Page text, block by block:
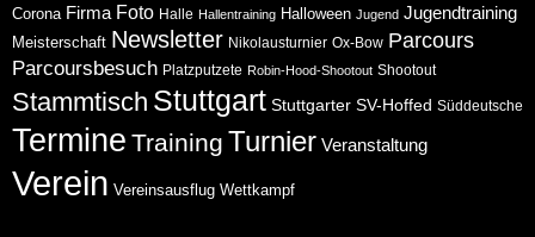
Corona Firma Foto Halle Hallentraining Halloween Jugend Jugendtraining
Meisterschaft Newsletter Nikolausturnier Ox-Bow Parcours
Parcoursbesuch Platzputzete Robin-Hood-Shootout Shootout
Stammtisch Stuttgart Stuttgarter SV-Hoffed Süddeutsche
Termine Training Turnier Veranstaltung
Verein Vereinsausflug Wettkampf